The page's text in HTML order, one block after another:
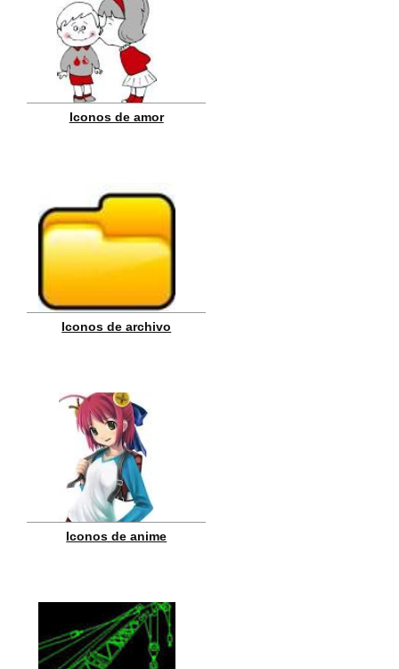
Iconos de amor
Iconos de archivo
Iconos de anime